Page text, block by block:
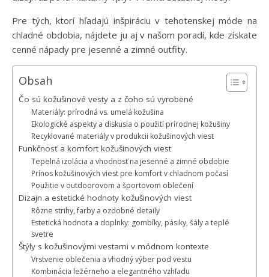
Pre tých, ktorí hľadajú inšpiráciu v tehotenskej móde na
chladné obdobia, nájdete ju aj v našom poradí, kde získate
cenné nápady pre jesenné a zimné outfity.
Obsah
Čo sú kožušinové vesty a z čoho sú vyrobené
Materiály: prírodná vs. umelá kožušina
Ekologické aspekty a diskusia o použití prírodnej kožušiny
Recyklované materiály v produkcii kožušinových viest
Funkčnosť a komfort kožušinových viest
Tepelná izolácia a vhodnosť na jesenné a zimné obdobie
Prínos kožušinových viest pre komfort v chladnom počasí
Použitie v outdoorovom a športovom oblečení
Dizajn a estetické hodnoty kožušinových viest
Rôzne strihy, farby a ozdobné detaily
Estetická hodnota a doplnky: gombíky, pásiky, šály a teplé
svetre
Štýly s kožušinovými vestami v módnom kontexte
Vrstvenie oblečenia a vhodný výber pod vestu
Kombinácia ležérneho a elegantného vzhľadu